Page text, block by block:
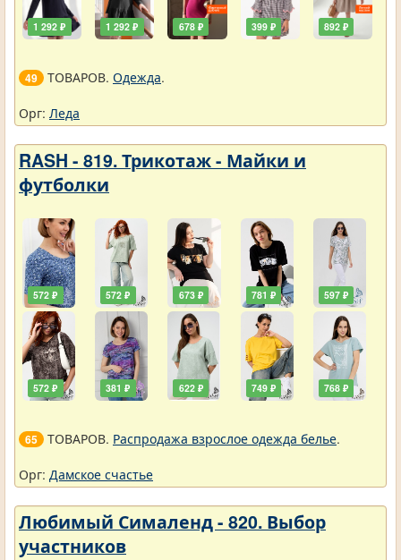
1 292 ₽ 1 292 ₽ 678 ₽ 399 ₽ 892 ₽
49 ТОВАРОВ. Одежда.
Орг: Леда
RASH - 819. Трикотаж - Майки и
футболки
572 ₽
572 ₽
572 ₽
381 ₽
673 ₽
622 ₽
781 ₽
749 ₽
597 ₽
768 ₽
65 ТОВАРОВ. Распродажа взрослое одежда белье.
Орг: Дамское счастье
Любимый Сималенд - 820. Выбор
участников